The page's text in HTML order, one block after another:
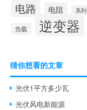
电路 电阻 系列
负载 逆变器
猜你想看的文章
光伏1平方多少瓦
光伏风电新能源